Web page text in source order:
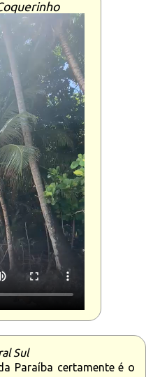
Sul
Paraíba certamente é o